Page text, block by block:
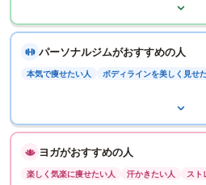
パーソナルジムがおすすめの人
本気で痩せたい人 ボディラインを美しく見せ
ヨガがおすすめの人
楽しく気楽に痩せたい人 汗かきたい人 スト